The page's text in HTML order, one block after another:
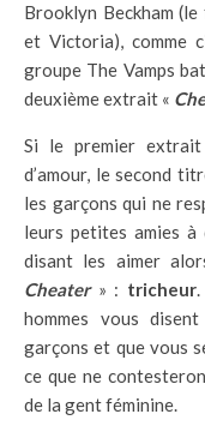
Brooklyn Beckham
et Victoria), comme
groupe The Vamps
deuxième extrait «
Si le premier extrait
d’amour, le second
les garçons qui ne
leurs petites amies
disant les aimer
Cheater » : tricheur.
hommes vous
garçons et que vous
ce que ne
de la gent féminine.